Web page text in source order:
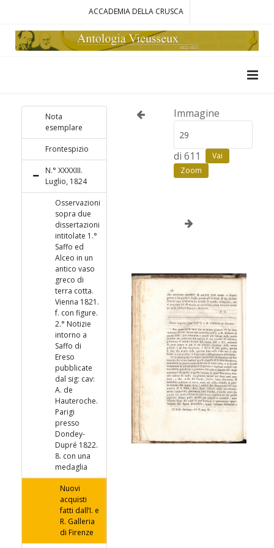
ACCADEMIA DELLA CRUSCA
Nota
esemplare
Frontespizio
N.° XXXXIII.
Luglio, 1824
Osservazioni
sopra due
dissertazioni
intitolate 1.°
Saffo ed
Alceo in un
antico vaso
greco di
terra cotta.
Vienna 1821.
f. con figure.
2.° Notizie
intorno a
Saffo di
Ereso
pubblicate
dal sig: cav:
A. de
Hauteroche.
Parigi
presso
Dondey-
Dupré 1822.
8. con una
medaglia
Nuovi
acquisti
fatti dall’I. e
R. Galleria
di Firenze
Immagine
di 611
Vai
Zoom